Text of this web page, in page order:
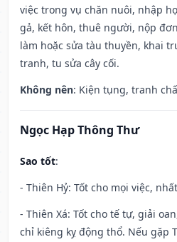
việc trong vụ chăn nuôi, nhập
gả, kết hôn, thuê người, nộp
làm hoặc sửa tàu thuyền, khai
tranh, tu sửa cây cối.
Không nên: Kiện tụng, tranh
Ngọc Hạp Thông Thư
Sao tốt:
- Thiên Hỷ: Tốt cho mọi việc,
- Thiên Xá: Tốt cho tế tự, giải
chỉ kiêng kỵ động thổ. Nếu gặp